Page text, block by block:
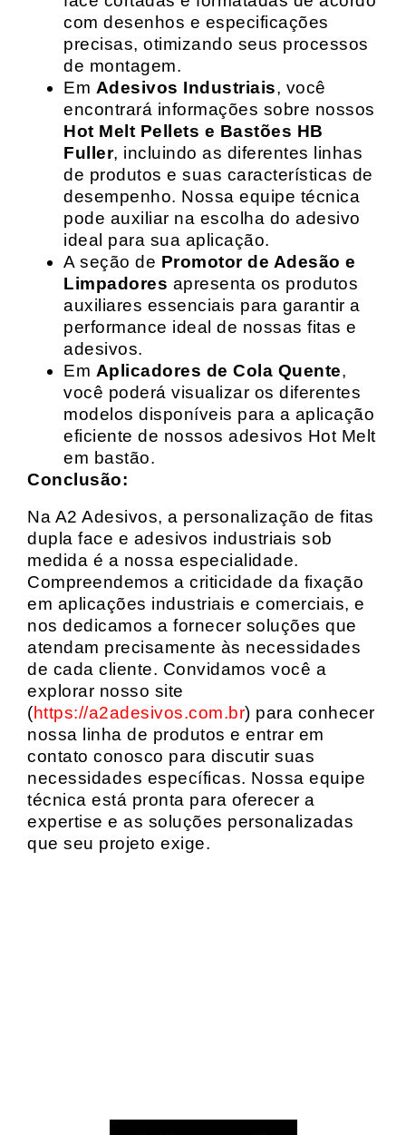
com desenhos e especificações
precisas, otimizando seus processos
de montagem.
Em Adesivos Industriais, você
encontrará informações sobre nossos
Hot Melt Pellets e Bastões HB
Fuller, incluindo as diferentes linhas
de produtos e suas características de
desempenho. Nossa equipe técnica
pode auxiliar na escolha do adesivo
ideal para sua aplicação.
A seção de Promotor de Adesão e
Limpadores apresenta os produtos
auxiliares essenciais para garantir a
performance ideal de nossas fitas e
adesivos.
Em Aplicadores de Cola Quente,
você poderá visualizar os diferentes
modelos disponíveis para a aplicação
eficiente de nossos adesivos Hot Melt
em bastão.
Conclusão:
Na A2 Adesivos, a personalização de fitas
dupla face e adesivos industriais sob
medida é a nossa especialidade.
Compreendemos a criticidade da fixação
em aplicações industriais e comerciais, e
nos dedicamos a fornecer soluções que
atendam precisamente às necessidades
de cada cliente. Convidamos você a
explorar nosso site
(https://a2adesivos.com.br) para conhecer
nossa linha de produtos e entrar em
contato conosco para discutir suas
necessidades específicas. Nossa equipe
técnica está pronta para oferecer a
expertise e as soluções personalizadas
que seu projeto exige.